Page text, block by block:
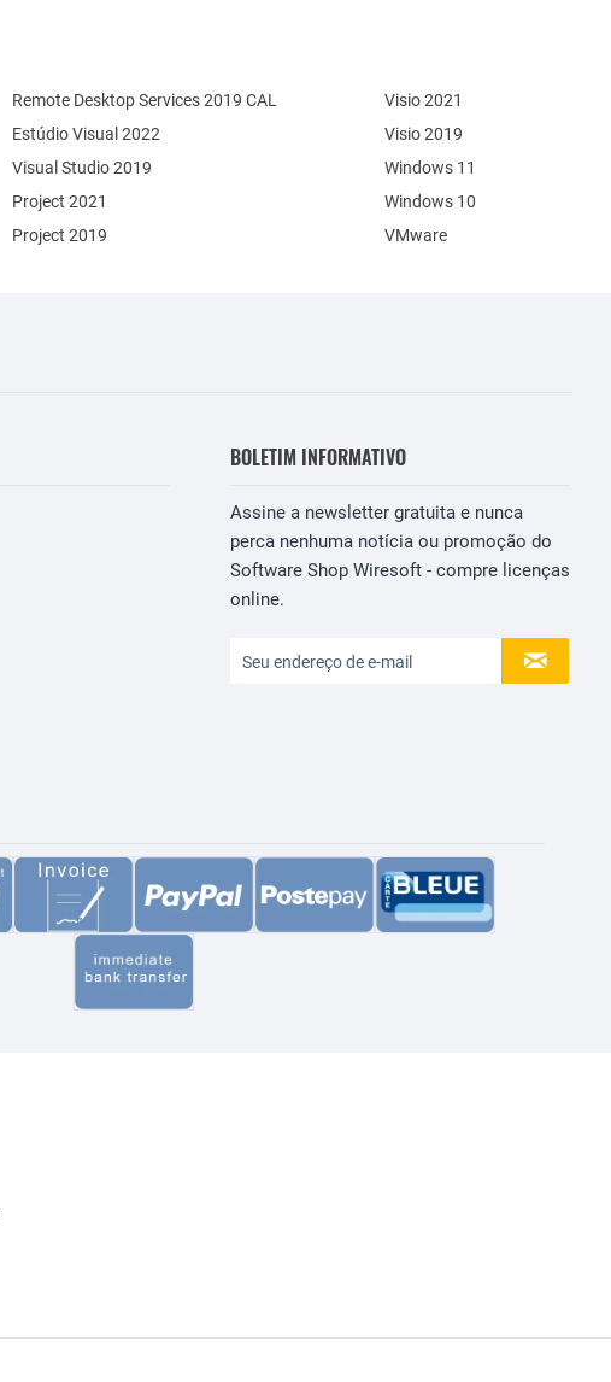
Remote Desktop Services 2019 CAL
Estúdio Visual 2022
Visual Studio 2019
Project 2021
Project 2019
Visio 2021
Visio 2019
Windows 11
Windows 10
VMware
BOLETIM INFORMATIVO
Assine a newsletter gratuita e nunca
perca nenhuma notícia ou promoção do
Software Shop Wiresoft - compre licenças
online.